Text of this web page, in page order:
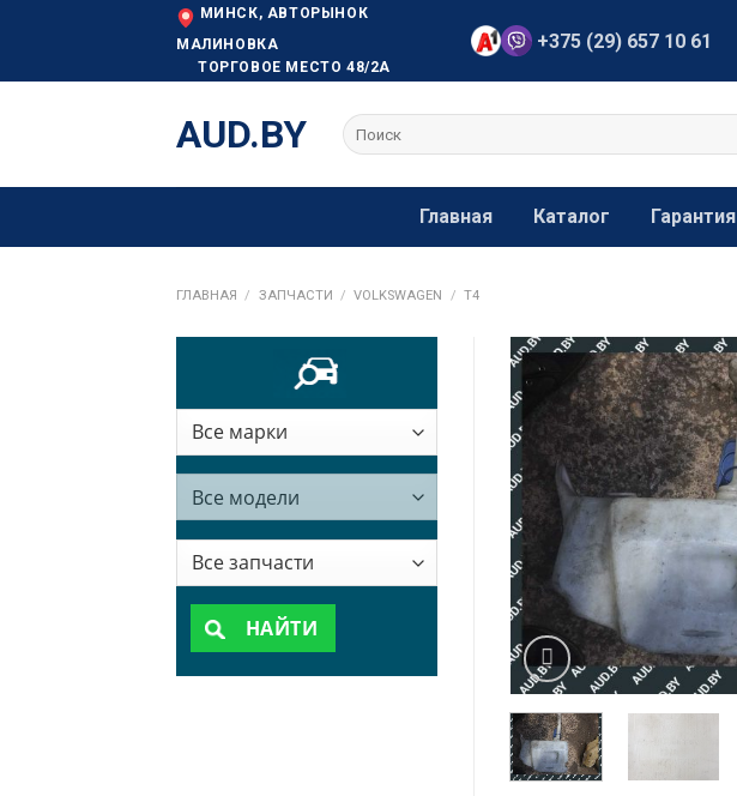
МИНСК, АВТОРЫНОК
МАЛИНОВКА
ТОРГОВОЕ МЕСТО 48/2А
+375 (29) 657 10 61
AUD.BY Искать:
Главная Каталог Гарантия
ГЛАВНАЯ / ЗАПЧАСТИ / VOLKSWAGEN / T4
НАЙТИ